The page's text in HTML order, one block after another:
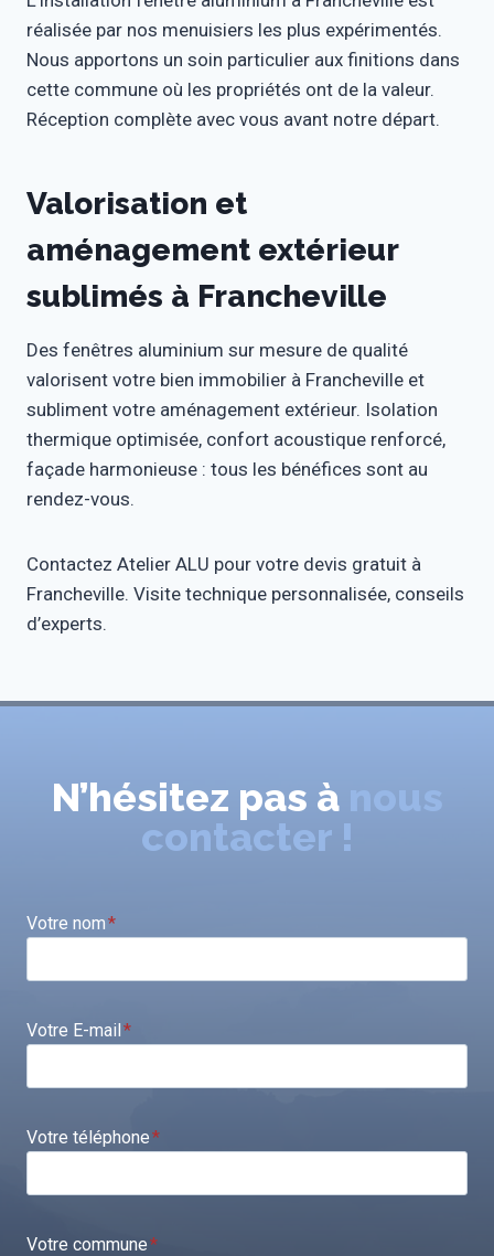
réalisée par nos menuisiers les plus expérimentés.
Nous apportons un soin particulier aux finitions dans
cette commune où les propriétés ont de la valeur.
Réception complète avec vous avant notre départ.
Valorisation et
aménagement extérieur
sublimés à Francheville
Des fenêtres aluminium sur mesure de qualité
valorisent votre bien immobilier à Francheville et
subliment votre aménagement extérieur. Isolation
thermique optimisée, confort acoustique renforcé,
façade harmonieuse : tous les bénéfices sont au
rendez-vous.
Contactez Atelier ALU pour votre devis gratuit à
Francheville. Visite technique personnalisée, conseils
d’experts.
N’hésitez pas à nous
contacter !
Votre nom*
Votre E-mail*
Votre téléphone*
Votre commune*